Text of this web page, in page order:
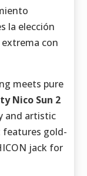
la elección
con
meets pure
Nico Sun 2
and artistic
features gold-
jack for